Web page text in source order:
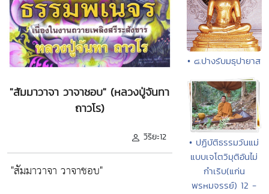
"สัมมาวาจา วาจาชอบ" (หลวงปู่จันทา
ถาวโร)
วิริยะ12
"สัมมาวาจา วาจาชอบ"
• ๘.ปางรับมธุปายาส
• ปฏิบัติธรรมวันแม่
แบบเจโตวิมุติอันไม่
กำเริบ(แก่น
พรหมจรรย์) 12 -